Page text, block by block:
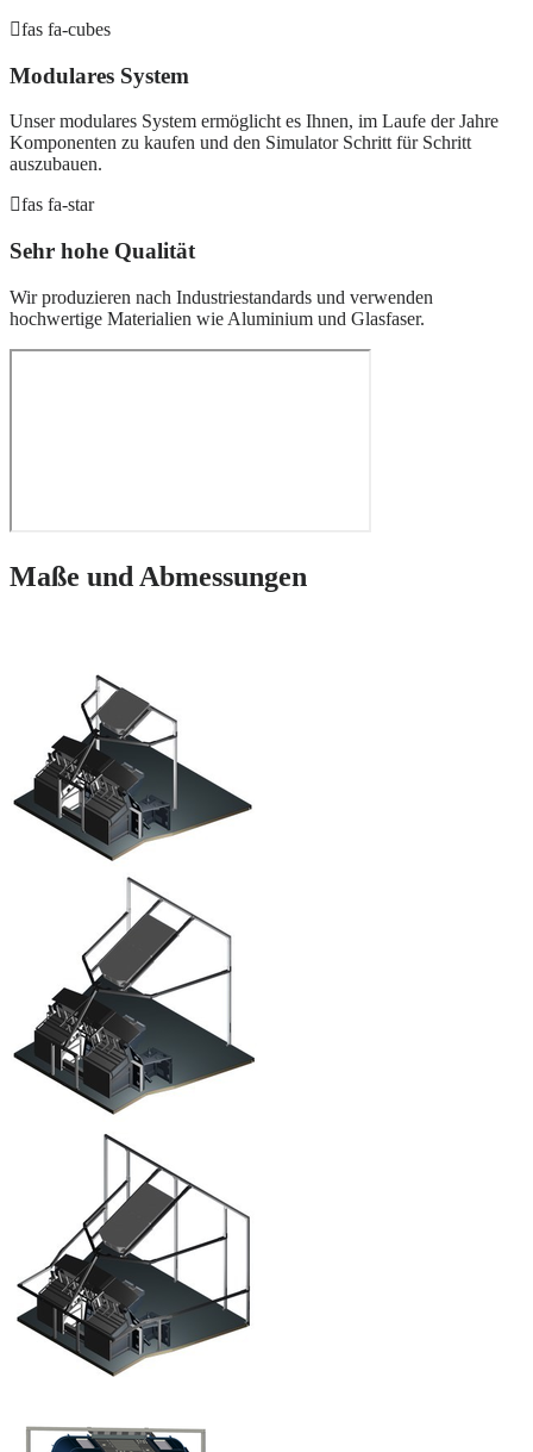
fas fa-cubes
Modulares System
Unser modulares System ermöglicht es Ihnen, im Laufe der Jahre
Komponenten zu kaufen und den Simulator Schritt für Schritt
auszubauen.
fas fa-star
Sehr hohe Qualität
Wir produzieren nach Industriestandards und verwenden
hochwertige Materialien wie Aluminium und Glasfaser.
Maße und Abmessungen